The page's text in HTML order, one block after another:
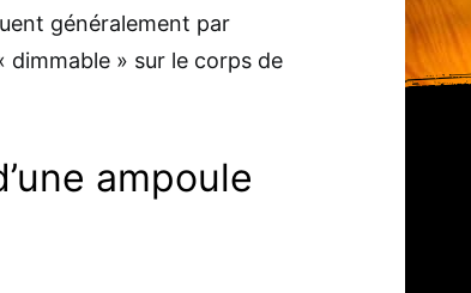
généralement par
dimmable » sur le corps de
ampoule